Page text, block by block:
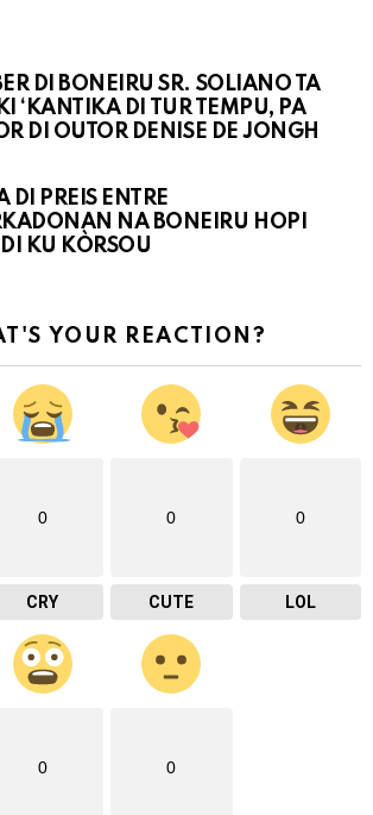
DI BONEIRU SR. SOLIANO TA
‘KANTIKA DI TUR TEMPU, PA
DI OUTOR DENISE DE JONGH
DI PREIS ENTRE
NA BONEIRU HOPI
KU KÒRSOU
YOUR REACTION?
0
CRY
0
CUTE
0
LOL
0 0